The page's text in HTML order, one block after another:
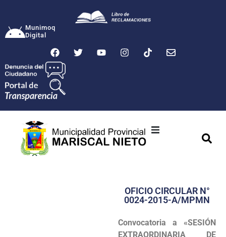
Munimoq
Digital
Transparencia
Seguridad
OFICIO CIRCULAR N°
0024-2015-A/MPMN
Convocatoria a «SESIÓN
EXTRAORDINARIA DE